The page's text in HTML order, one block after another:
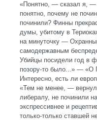
«Понятно, — сказал я, —
понятно, почему не
починили? Финны
думы, убитому в
на минуточку —
самодержавным
Убийцы посидели год в
позору-то было...» — «О
Интересно, есть ли
«Тем не менее, —
либералу, не починили
экспрессивнее и
только-только ставшей